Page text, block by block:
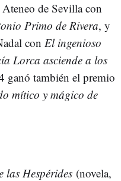
de Sevilla con
Primo de Rivera, y
con El ingenioso
Lorca asciende a los
ganó también el premio
mítico y mágico de
las Hespérides (novela,